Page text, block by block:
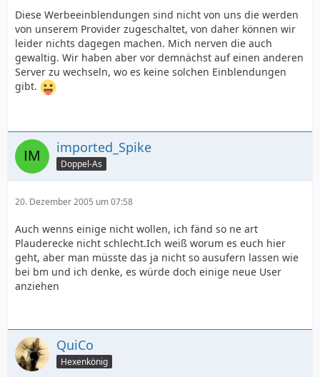
Diese Werbeeinblendungen sind nicht von uns die werden
von unserem Provider zugeschaltet, von daher können wir
leider nichts dagegen machen. Mich nerven die auch
gewaltig. Wir haben aber vor demnächst auf einen anderen
Server zu wechseln, wo es keine solchen Einblendungen
gibt.
imported_Spike
Doppel-As
20. Dezember 2005 um 07:58
Auch wenns einige nicht wollen, ich fänd so ne art
Plauderecke nicht schlecht.Ich weiß worum es euch hier
geht, aber man müsste das ja nicht so ausufern lassen wie
bei bm und ich denke, es würde doch einige neue User
anziehen
QuiCo
Hexenkönig